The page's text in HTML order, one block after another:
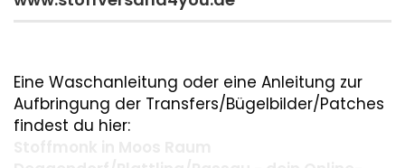
Eine Waschanleitung oder eine Anleitung zur
Aufbringung der Transfers/Bügelbilder/Patches
findest du hier: